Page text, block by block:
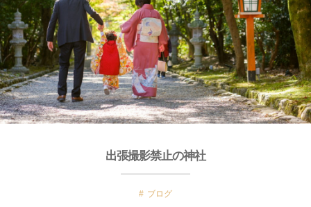
出張撮影禁止の神社
ブログ